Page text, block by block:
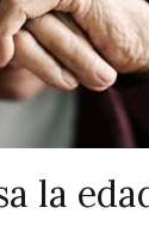
la